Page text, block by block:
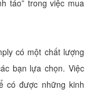
táo” trong việc mua
có một chất lượng
bạn lựa chọn. Việc
có được những kinh